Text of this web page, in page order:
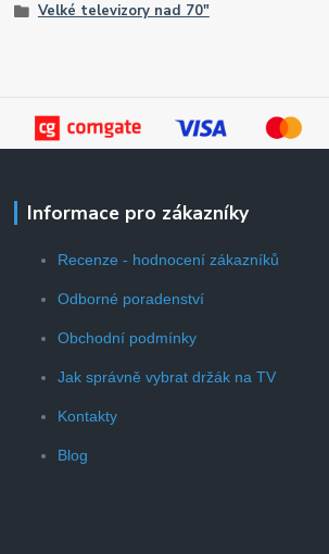
Velké televizory nad 70"
Informace pro zákazníky
Recenze - hodnocení zákazníků
Odborné poradenství
Obchodní podmínky
Jak správně vybrat držák na TV
Kontakty
Blog